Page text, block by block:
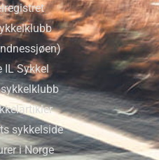
Sykkel
sykkelside
i Norge